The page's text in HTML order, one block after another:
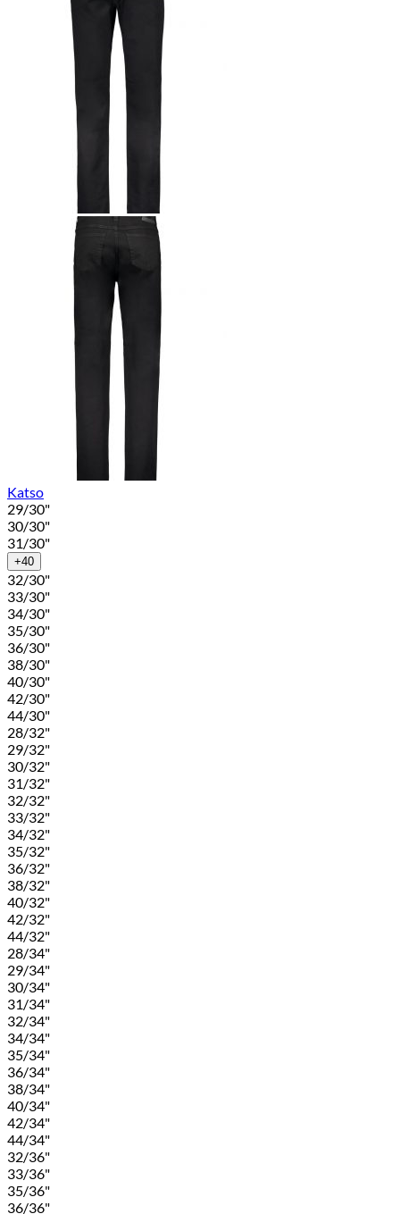
Katso
29/30"
30/30"
31/30"
+40
32/30"
33/30"
34/30"
35/30"
36/30"
38/30"
40/30"
42/30"
44/30"
28/32"
29/32"
30/32"
31/32"
32/32"
33/32"
34/32"
35/32"
36/32"
38/32"
40/32"
42/32"
44/32"
28/34"
29/34"
30/34"
31/34"
32/34"
34/34"
35/34"
36/34"
38/34"
40/34"
42/34"
44/34"
32/36"
33/36"
35/36"
36/36"